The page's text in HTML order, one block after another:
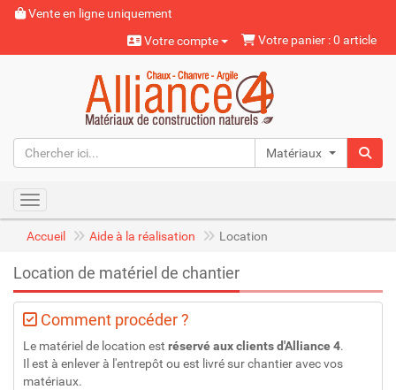
Vente en ligne uniquement
Votre compte
Votre panier : 0 article
Matériaux naturels
Toggle navigation
Accueil Aide à la réalisation Location
Location de matériel de chantier
Comment procéder ?
Le matériel de location est réservé aux clients d'Alliance 4.
Il est à enlever à l'entrepôt ou est livré sur chantier avec vos
matériaux.